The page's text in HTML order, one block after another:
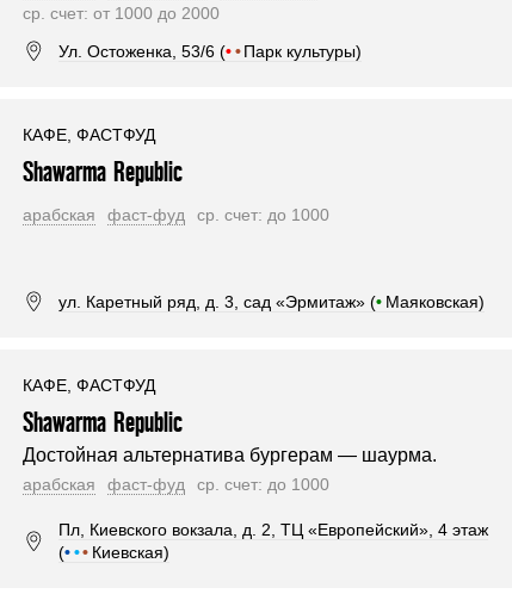
ср. счет: от 1000 до 2000
Ул. Остоженка, 53/6 (•• Парк культуры)
КАФЕ, ФАСТФУД
Shawarma Republic
арабская фаст-фуд ср. счет: до 1000
ул. Каретный ряд, д. 3, сад «Эрмитаж» (• Маяковская)
КАФЕ, ФАСТФУД
Shawarma Republic
Достойная альтернатива бургерам — шаурма.
арабская фаст-фуд ср. счет: до 1000
Пл, Киевского вокзала, д. 2, ТЦ «Европейский», 4 этаж
(••• Киевская)